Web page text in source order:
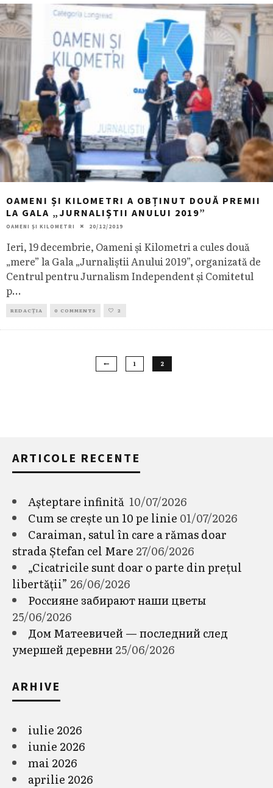
OAMENI ȘI KILOMETRI A OBȚINUT DOUĂ PREMII
LA GALA „JURNALIȘTII ANULUI 2019”
OAMENI ȘI KILOMETRI 20/12/2019
Ieri, 19 decembrie, Oameni și Kilometri a cules două
„mere” la Gala „Jurnaliștii Anului 2019”, organizată de
Centrul pentru Jurnalism Independent și Comitetul
p...
REDACȚIA 0 COMMENTS 2
1 2
ARTICOLE RECENTE
Așteptare infinită 10/07/2026
Cum se crește un 10 pe linie 01/07/2026
Caraiman, satul în care a rămas doar
strada Ștefan cel Mare 27/06/2026
„Cicatricile sunt doar o parte din prețul
libertății” 26/06/2026
Россияне забирают наши цветы
25/06/2026
Дом Матеевичей — последний след
умершей деревни25/06/2026
ARHIVE
iulie 2026
iunie 2026
mai 2026
aprilie 2026